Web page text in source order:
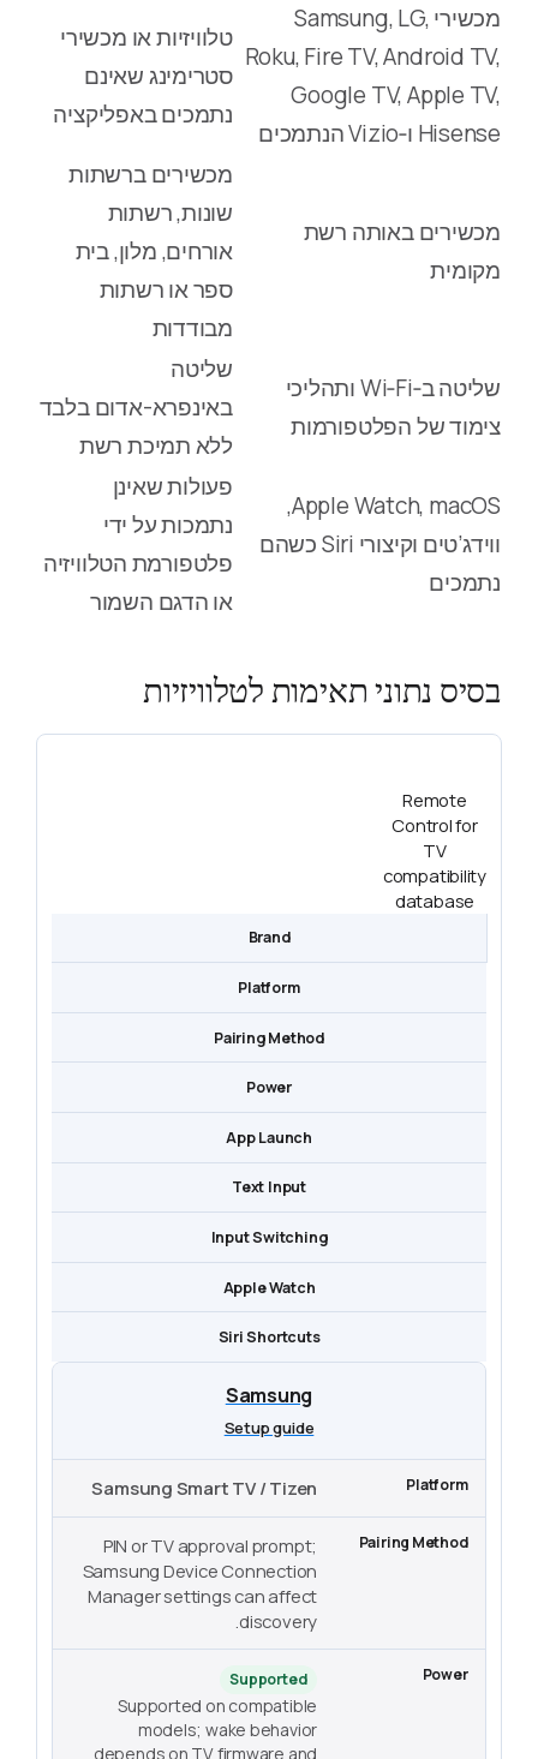
מכשירי Samsung, LG,
Roku, Fire TV, Android TV,
Google TV, Apple TV,
Hisense ו‑Vizio הנתמכים
טלוויזיות או מכשירי
סטרימינג שאינם
נתמכים באפליקציה
מכשירים באותה רשת
מקומית
מכשירים ברשתות
שונות, רשתות
אורחים, מלון, בית
ספר או רשתות
מבודדות
שליטה ב‑Wi‑Fi ותהליכי
צימוד של הפלטפורמות
שליטה
באינפרא-אדום בלבד
ללא תמיכת רשת
Apple Watch, macOS,
ווידג’טים וקיצורי Siri כשהם
נתמכים
פעולות שאינן
נתמכות על ידי
פלטפורמת הטלוויזיה
או הדגם השמור
בסיס נתוני תאימות לטלוויזיות
Remote
Control for
TV
compatibility
database
Brand
Platform
Pairing Method
Power
App Launch
Text Input
Input Switching
Apple Watch
Siri Shortcuts
Samsung
Setup guide
Samsung Smart TV / Tizen
PIN or TV approval prompt;
Samsung Device Connection
Manager settings can affect
discovery.
Supported
Supported on compatible
models; wake behavior
depends on TV firmware and